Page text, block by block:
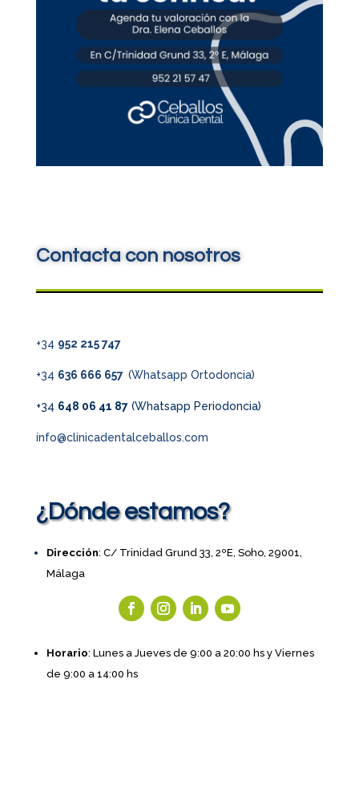
Contacta con nosotros
+34 952 215 747
+34 636 666 657 (Whatsapp Ortodoncia)
+34 648 06 41 87(Whatsapp Periodoncia)
info@clinicadentalceballos.com
¿Dónde estamos?
Dirección: C/ Trinidad Grund 33, 2ºE, Soho, 29001,
Málaga
Horario: Lunes a Jueves de 9:00 a 20:00 hs y Viernes
de 9:00 a 14:00 hs